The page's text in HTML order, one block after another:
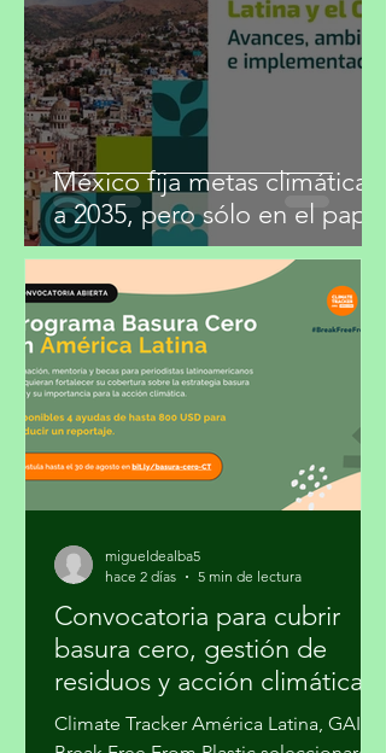
México fija metas climáticas
a 2035, pero sólo en el papel
29 jul
3 min de lectura
Convocatoria para cubrir
basura cero, gestión de
residuos y acción climática
hace 2 días
5 min de lectura